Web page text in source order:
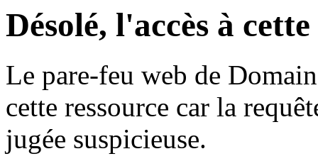
Désolé, l'accès à
Le pare-feu web de
cette ressource car la
jugée suspicieuse.